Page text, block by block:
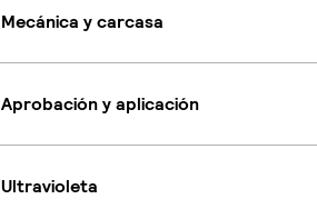
Mecánica y carcasa
Aprobación y aplicación
Ultravioleta